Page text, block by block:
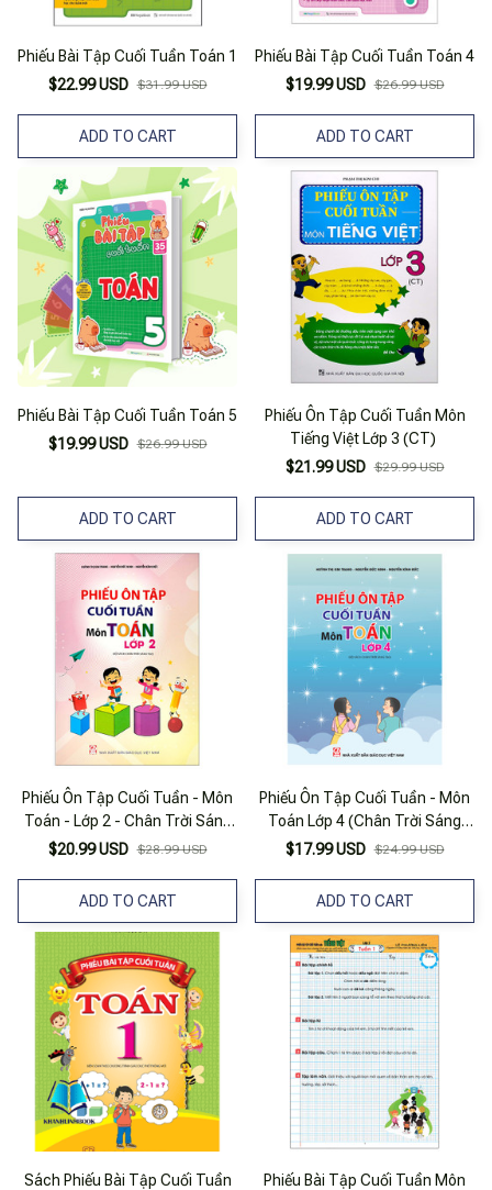
Phiếu Bài Tập Cuối Tuần Toán 1
$22.99 USD $31.99 USD
ADD TO CART
Phiếu Bài Tập Cuối Tuần Toán 4
$19.99 USD $26.99 USD
ADD TO CART
Phiếu Bài Tập Cuối Tuần Toán 5
$19.99 USD $26.99 USD
ADD TO CART
Phiếu Ôn Tập Cuối Tuần Môn
Tiếng Việt Lớp 3 (CT)
$21.99 USD $29.99 USD
ADD TO CART
Phiếu Ôn Tập Cuối Tuần - Môn
Toán - Lớp 2 - Chân Trời Sáng
Tạo (2023)
$20.99 USD $28.99 USD
ADD TO CART
Phiếu Ôn Tập Cuối Tuần - Môn
Toán Lớp 4 (Chân Trời Sáng
Tạo)
$17.99 USD $24.99 USD
ADD TO CART
Sách Phiếu Bài Tập Cuối Tuần Phiếu Bài Tập Cuối Tuần Môn